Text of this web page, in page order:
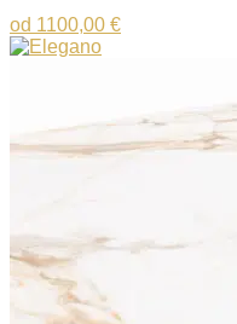
od 1100,00 €